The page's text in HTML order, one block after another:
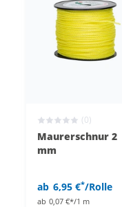
(0)
Maurerschnur 2
mm
ab 6,95 €*/Rolle
ab 0,07 €*/1 m